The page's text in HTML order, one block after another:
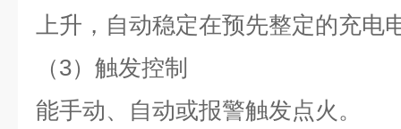
上升，自动稳定在预先整定的充电
（3）触发控制
能手动、自动或报警触发点火。